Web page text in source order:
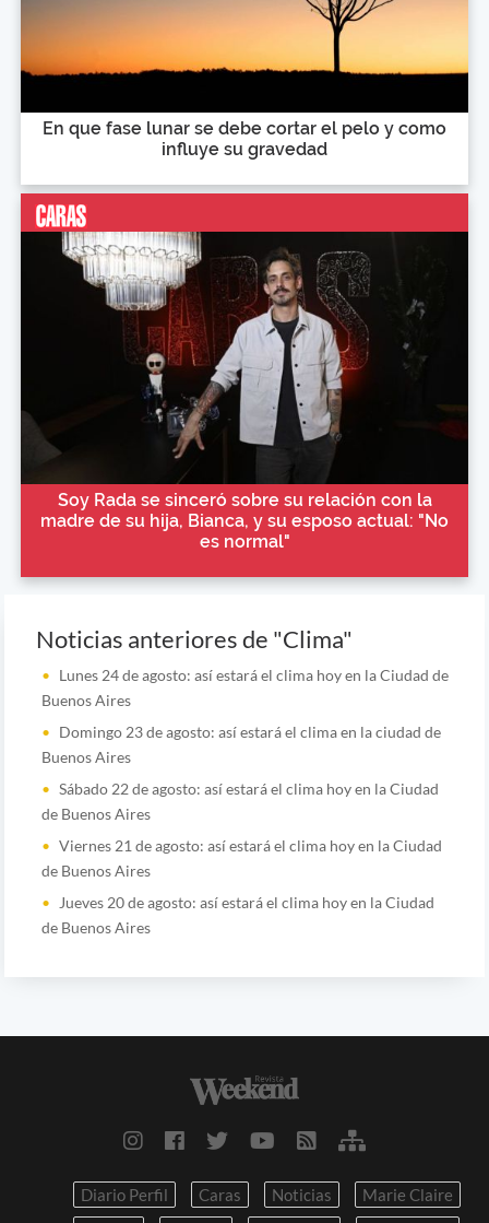
En que fase lunar se debe cortar el pelo y como
influye su gravedad
Soy Rada se sinceró sobre su relación con la
madre de su hija, Bianca, y su esposo actual: "No
es normal"
Noticias anteriores de "Clima"
Lunes 24 de agosto: así estará el clima hoy en la Ciudad de
Buenos Aires
Domingo 23 de agosto: así estará el clima en la ciudad de
Buenos Aires
Sábado 22 de agosto: así estará el clima hoy en la Ciudad
de Buenos Aires
Viernes 21 de agosto: así estará el clima hoy en la Ciudad
de Buenos Aires
Jueves 20 de agosto: así estará el clima hoy en la Ciudad
de Buenos Aires
Diario Perfil Caras Noticias
Marie Claire